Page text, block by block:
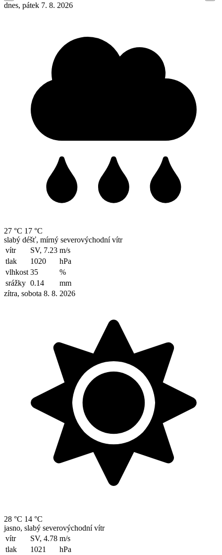
dnes, pátek 7. 8. 2026
27 °C 17 °C
slabý déšť, mírný severovýchodní vítr
vítr
SV, 7.23 m/s
tlak
1020
hPa
vlhkost 35
%
srážky 0.14
mm
zítra, sobota 8. 8. 2026
28 °C 14 °C
jasno, slabý severovýchodní vítr
vítr
SV, 4.78 m/s
tlak
1021
hPa